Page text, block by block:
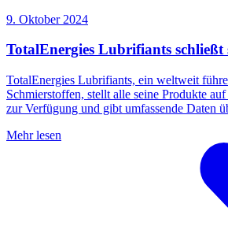
9. Oktober 2024
TotalEnergies Lubrifiants schließt
TotalEnergies Lubrifiants, ein weltweit
Schmierstoffen, stellt alle seine Produkte
zur Verfügung und gibt umfassende Daten
Mehr lesen